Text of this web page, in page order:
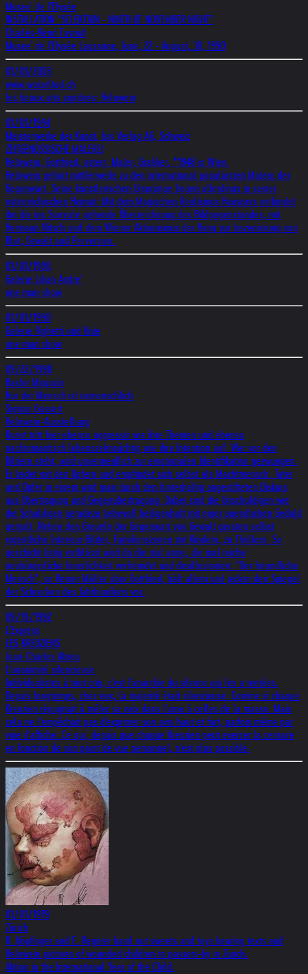
Musee' de l'Elysée
INSTALLATION "SELEKTION - NINTH OF NOVEMBER NIGHT"
Charles-Henri Favrod
Musee' de l'Elysée Lausanne, June, 22 - August, 30, 1990
01/01/2003
www.wurzeltod.ch
les beaux arts sombres: Helnwein
01/01/1994
Meisterwerke der Kunst, Isis Verlag AG, Schweiz
ZEITGENÖSSISCHE MALEREI
Helnwein, Gottfried, österr. Maler, Grafiker, *1948 in Wien.
Helnwein gehört mittlerweile zu den international populärsten Malern der
Gegenwart. Seine künstlerischen Ursprünge liegen allerdings in seiner
österreichischen Heimat: Mit dem Magischen Realismus Hausners verbindet
ihn die ins Surreale gehende Überzeichnung des Bildgegenstandes, mit
Hermann Nitsch und dem Wiener Aktionismus der Hang zur Inszenierung von
Blut, Gewalt und Perversion.
01/01/1990
Galerie Lilian Andre'
one man show
01/01/1990
Galerie Righetti und Knie
one man show
09/22/1990
Basler Magazin
Nur der Mensch ist unmenschlich
Sigmar Gassert
Helnwein-Ausstellung
Kunst tritt hier ebenso aggressiv wie ihre Themen und ebenso
nachromantisch lebenssehnsüchtig wie ihre Intention auf. Wer vor den
Bildern steht, wird unvermeidlich zur emotionalen Identifikation gezwungen.
Er leidet mit den Opfern und empfindet sich selbst als Machtmensch. Täter
und Opfer in einem wird man durch den hinterhältig angestifteten Diskurs
aus Übertragung und Gegenübertragung. Dabei sind die Unschuldigen wie
die Schuldigen geradezu liebevoll heiligenhaft mit einer unendlichen Geduld
gemalt. Neben den Greueln der Gegenwart von Gewalt geraten selbst
eigentliche Interieur-Bilder, Familienszenen mit Kindern, zu Thrillern. So
geschickt listig entblösst wird da die mal arme, die mal reiche
neubürgerliche Innerlichkeit verfremdet und desillusioniert. "Der freundliche
Mensch", so Heiner Müller über Gottfried, hält allem und jedem den Spiegel
der Schrecken des Jahrhunderts vor.
09/19/1992
L'Express
LES KREUZIENS
Jean-Charles Abreu
L'unanimité silencieuse
Individualistes à tout crin, c'est l'anarchie du silence qui les a tentées.
Depuis longtemps, chez eux, la majorité était silencieuse. Comme si chaque
Kreuzien répugnait à mêler sa voix dans l'urne à celles de la masse. Mais
cela ne l'empêchait pas d'exprimer son avis haut et fort, parfois même par
voie d'affiche. Ce qui, depuis que chaque Kreuzien peut exercer la censure
en fonction de son point de vue personnel, n'est plus possible.
01/01/1979
Zürich
R. Höpfinger and E. Regnier hand out sweets and toys bearing texts and
Helnwein pictures of wounded children to passers-by in Zürich.
Aktion in the International Year of the Child.